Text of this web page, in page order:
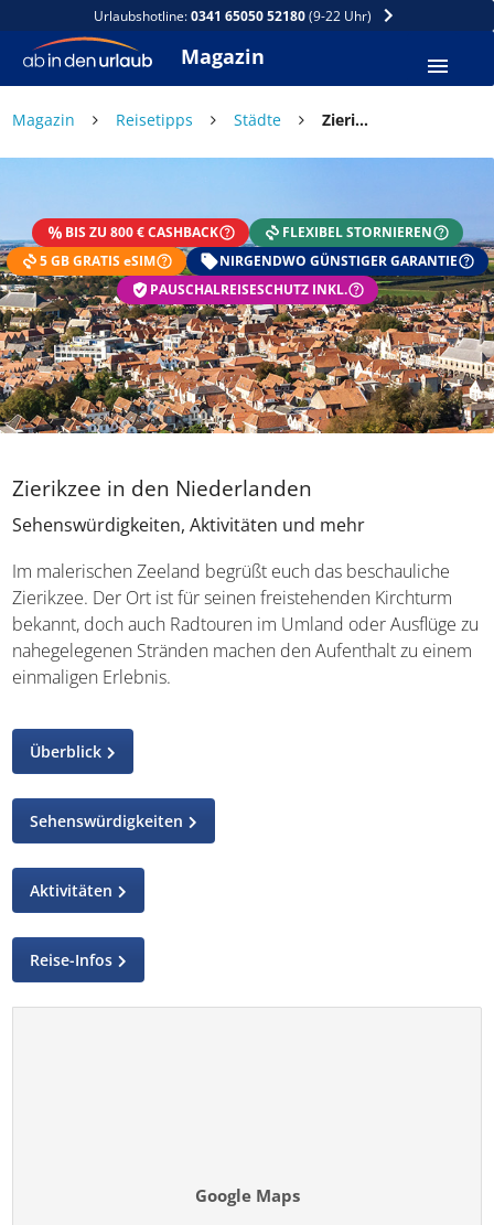
Urlaubshotline:0341 65050 52180(9-22 Uhr)
Magazin
Magazin Reisetipps Städte Zierikzee in den Niederlanden
BIS ZU 800 € CASHBACK
FLEXIBEL STORNIEREN
5 GB GRATIS eSIM
NIRGENDWO GÜNSTIGER GARANTIE
PAUSCHALREISESCHUTZ INKL.
Zierikzee in den Niederlanden
Sehenswürdigkeiten, Aktivitäten und mehr
Im malerischen Zeeland begrüßt euch das beschauliche
Zierikzee. Der Ort ist für seinen freistehenden Kirchturm
bekannt, doch auch Radtouren im Umland oder Ausflüge
zu nahegelegenen Stränden machen den Aufenthalt zu
einem einmaligen Erlebnis.
Überblick
Sehenswürdigkeiten
Aktivitäten
Reise-Infos
Google Maps
Exklusiv: Nur in der ab in den urlaub App
☀️ Bis zu 1.000 € Sommer Cashback
📱 App gratis herunterladen
🧝 Konto anlegen oder einloggen
✅ Sommer Cashback ist automatisch aktiviert